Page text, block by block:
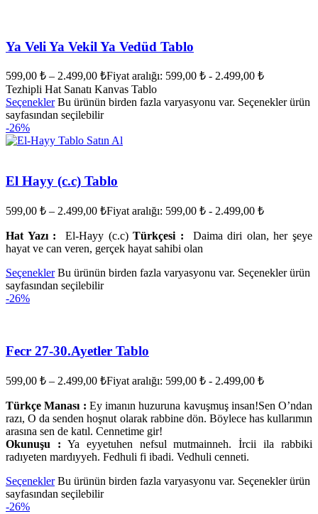
Ya Veli Ya Vekil Ya Vedüd Tablo
599,00 ₺ – 2.499,00 ₺Fiyat aralığı: 599,00 ₺ - 2.499,00 ₺
Tezhipli Hat Sanatı Kanvas Tablo
Seçenekler Bu ürünün birden fazla varyasyonu var. Seçenekler ürün
sayfasından seçilebilir
-26%
El Hayy (c.c) Tablo
599,00 ₺ – 2.499,00 ₺Fiyat aralığı: 599,00 ₺ - 2.499,00 ₺
Hat Yazı : El-Hayy (c.c) Türkçesi :
Daima diri olan, her şeye
hayat ve can veren, gerçek hayat sahibi olan
Seçenekler Bu ürünün birden fazla varyasyonu var. Seçenekler ürün
sayfasından seçilebilir
-26%
Fecr 27-30.Ayetler Tablo
599,00 ₺ – 2.499,00 ₺Fiyat aralığı: 599,00 ₺ - 2.499,00 ₺
Türkçe Manası : Ey imanın huzuruna kavuşmuş insan!Sen O’ndan
razı, O da senden hoşnut olarak rabbine dön. Böylece has kullarımın
arasına sen de katıl. Cennetime gir!
Okunuşu : Ya eyyetuhen nefsul mutmainneh. İrcii ila rabbiki
radıyeten mardıyyeh. Fedhuli fi ibadi. Vedhuli cenneti.
Seçenekler Bu ürünün birden fazla varyasyonu var. Seçenekler ürün
sayfasından seçilebilir
-26%